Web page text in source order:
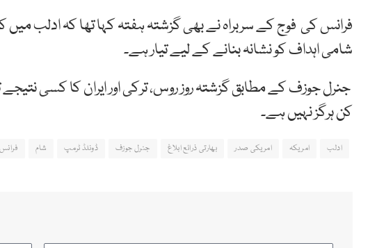
فرانس کی فوج کے سربراہ نے بھی گزشتہ ہفتہ کہا تھا کہ ادلب میں
شامی اہداف کو نشانہ بنانے کے لیے تیار ہے۔
جنرل جوزف کے مطابق گزشتہ روز روس، ترکی اور ایران کا کسی
کن ہرگز نہیں ہے۔
ادلب امریکہ امریکی صدر بھارتی ذرائع ابلاغ جنرل جوزف ڈونلڈ ٹرمپ شام فرانس